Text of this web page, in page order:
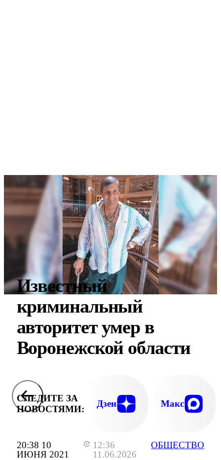
20:38 10
ИЮНЯ 2021
12:36
11.06.2026
ОБЩЕСТВО
Известный
криминальный
авторитет умер в
Воронежской области
СЛЕДИТЕ ЗА
НОВОСТЯМИ:
Дзен Макс